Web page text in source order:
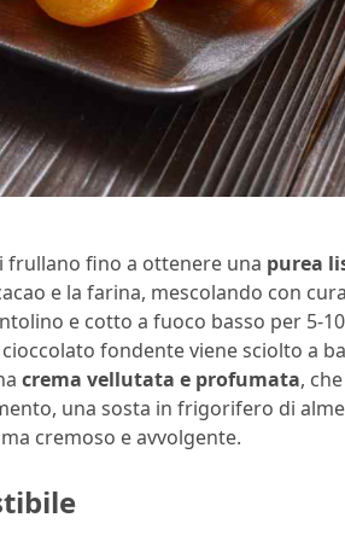
frullano fino a ottenere una purea
e la farina, mescolando con
e cotto a fuoco basso per 5-
fondente viene sciolto a
crema vellutata e profumata,
una sosta in frigorifero di
cremoso e avvolgente.